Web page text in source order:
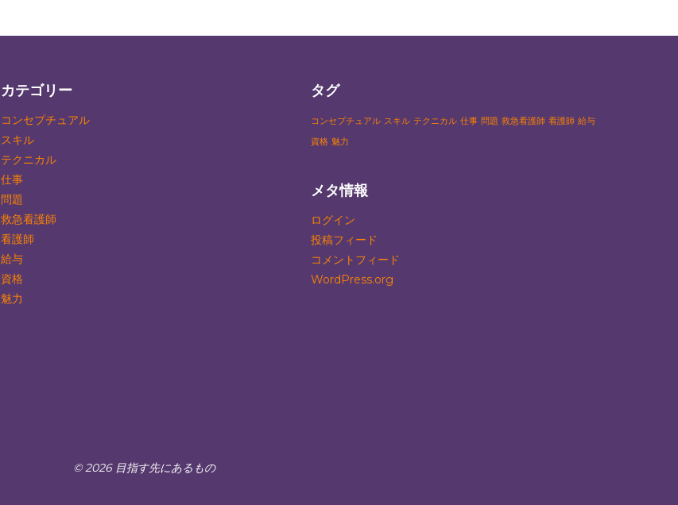
カテゴリー
コンセプチュアル
スキル
テクニカル
仕事
問題
救急看護師
看護師
給与
資格
魅力
タグ
コンセプチュアル スキル テクニカル 仕事 問題 救急看護師 看護師 給与
資格 魅力
メタ情報
ログイン
投稿フィード
コメントフィード
WordPress.org
© 2026 目指す先にあるもの